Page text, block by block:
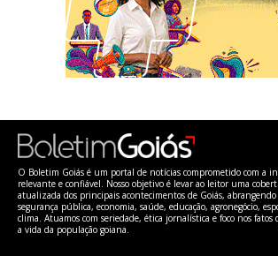
O Boletim Goiás é um portal de notícias comprometido com a
relevante e confiável. Nosso objetivo é levar ao leitor uma
atualizada dos principais acontecimentos de Goiás,
segurança pública, economia, saúde, educação, agronegócio,
clima. Atuamos com seriedade, ética jornalística e foco nos
a vida da população goiana.